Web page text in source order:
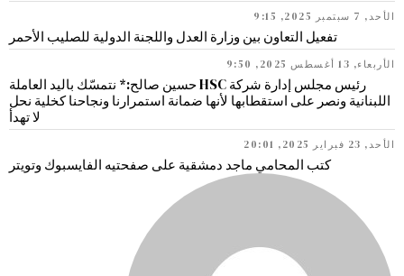
الأحد, 7 سبتمبر 2025, 9:15
تفعيل التعاون بين وزارة العدل واللجنة الدولية للصليب الأحمر
الأربعاء, 13 أغسطس 2025, 9:50
رئيس مجلس إدارة شركة HSC حسين صالح:* نتمسّك باليد العاملة
اللبنانية ونصر على استقطابها لأنها ضمانة استمرارنا ونجاحنا كخلية نحل
لا تهدأ
الأحد, 23 فبراير 2025, 20:01
كتب المحامي ماجد دمشقية على صفحتيه الفايسبوك وتويتر